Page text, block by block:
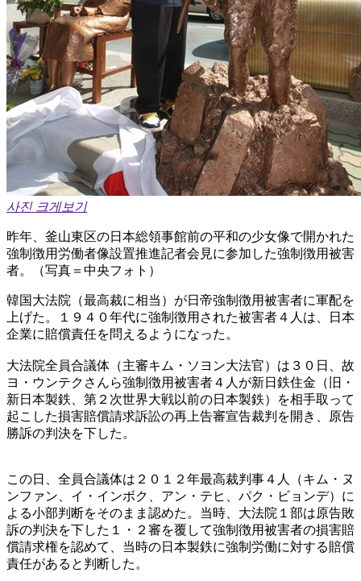
사진 크게보기
昨年、釜山東区の日本総領事館前の平和の少女像で開かれた
強制徴用労働者像設置推進記者会見に参加した強制徴用被害
者。（写真＝中央フォト）
韓国大法院（最高裁に相当）が日帝強制徴用被害者に軍配を
上げた。１９４０年代に強制徴用された被害者４人は、日本
企業に賠償責任を問えるようになった。
大法院全員合議体（主審キム・ソヨン大法官）は３０日、故
ヨ・ウンテクさんら強制徴用被害者４人が新日鉄住金（旧・
新日本製鉄、第２次世界大戦以前の日本製鉄）を相手取って
起こした損害賠償請求訴訟の再上告審宣告裁判を開き、原告
勝訴の判決を下した。
この日、全員合議体は２０１２年最高裁判事４人（キム・ヌ
ンファン、イ・インボク、アン・テヒ、パク・ビョンデ）に
よる小部判断をそのまま認めた。当時、大法院１部は原告敗
訴の判決を下した１・２審を覆して強制徴用被害者の損害賠
償請求権を認めて、当時の日本製鉄に強制労働に対する賠償
責任があると判断した。